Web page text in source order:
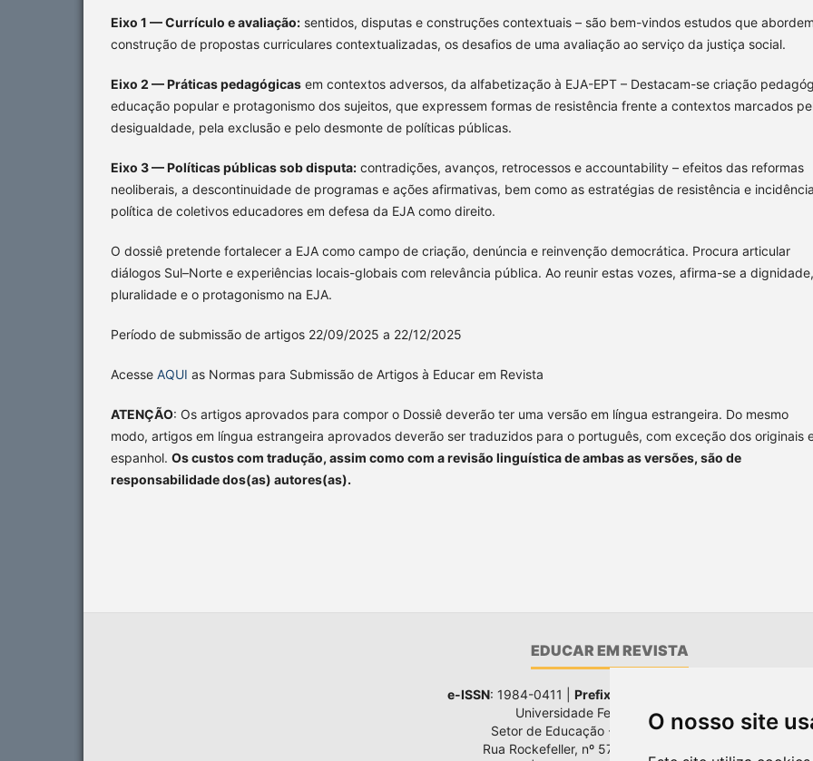
O nosso site
Eixo 1 — Currículo e avaliação: sentidos, disputas e construções contextuais – são bem-vindos estudos que
construção de propostas curriculares contextualizadas, os desafios de uma avaliação ao serviço da justiça social.
Eixo 2 — Práticas pedagógicas em contextos adversos, da alfabetização à EJA-EPT – Destacam-se criação
educação popular e protagonismo dos sujeitos, que expressem formas de resistência frente a contextos marcados
desigualdade, pela exclusão e pelo desmonte de políticas públicas.
Eixo 3 — Políticas públicas sob disputa: contradições, avanços, retrocessos e accountability – efeitos das reformas
neoliberais, a descontinuidade de programas e ações afirmativas, bem como as estratégias de resistência e incidência
política de coletivos educadores em defesa da EJA como direito.
O dossiê pretende fortalecer a EJA como campo de criação, denúncia e reinvenção democrática. Procura articular
diálogos Sul–Norte e experiências locais-globais com relevância pública. Ao reunir estas vozes, afirma-se a
pluralidade e o protagonismo na EJA.
Período de submissão de artigos 22/09/2025 a 22/12/2025
Acesse AQUI as Normas para Submissão de Artigos à Educar em Revista
ATENÇÃO: Os artigos aprovados para compor o Dossiê deverão ter uma versão em língua estrangeira. Do mesmo
modo, artigos em língua estrangeira aprovados deverão ser traduzidos para o português, com exceção dos originais
espanhol. Os custos com tradução, assim como com a revisão linguística de ambas as versões, são de
responsabilidade dos(as) autores(as).
EDUCAR EM REVISTA
e-ISSN: 1984-0411 | Prefixo DOI
Universidade Federal do Paraná
Setor de Educação - Campus Rebouças
Rua Rockefeller, nº 57, 2.º andar - Sala 202